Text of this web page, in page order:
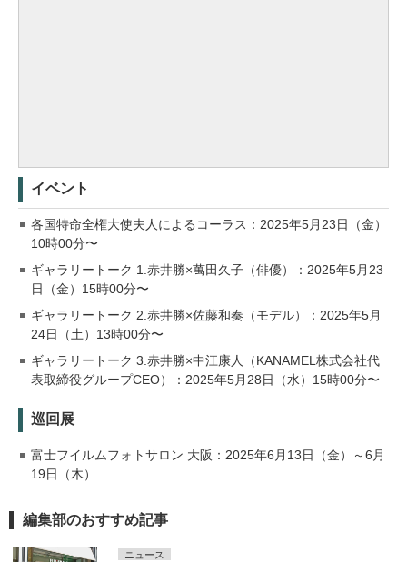
イベント
各国特命全権⼤使夫⼈によるコーラス：2025年5月23日（金）
10時00分〜
ギャラリートーク 1.赤井勝×萬田久子（俳優）：2025年5月23
日（金）15時00分〜
ギャラリートーク 2.赤井勝×佐藤和奏（モデル）：2025年5月
24日（土）13時00分〜
ギャラリートーク 3.赤井勝×中江康人（KANAMEL株式会社代
表取締役グループCEO）：2025年5月28日（水）15時00分〜
巡回展
富士フイルムフォトサロン 大阪：2025年6月13日（金）～6月
19日（木）
編集部のおすすめ記事
ニュース